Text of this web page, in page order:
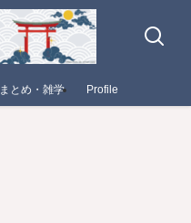
まとめ・雑学 Profile